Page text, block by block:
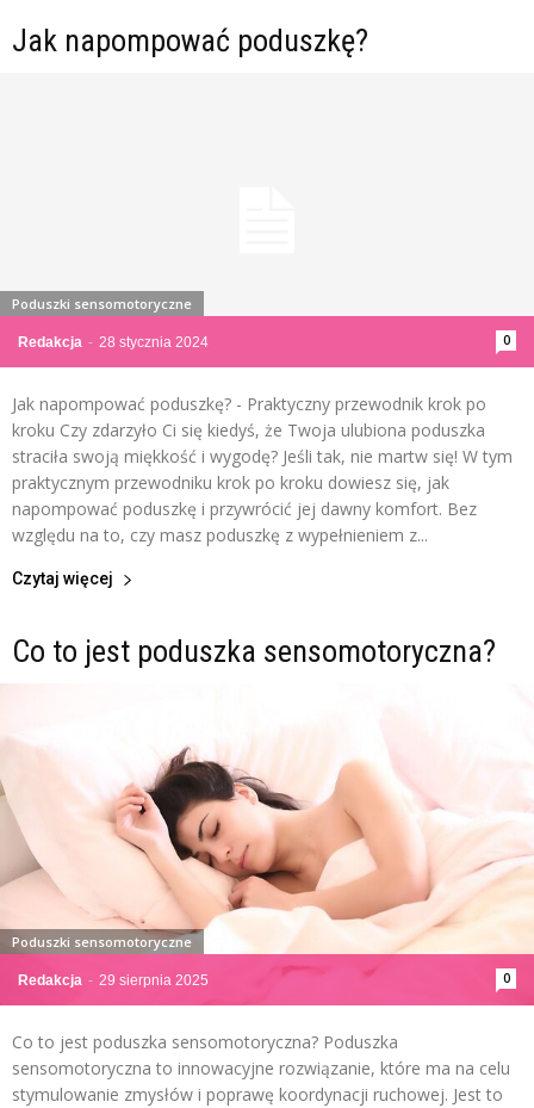
Jak napompować poduszkę?
Redakcja - 28 stycznia 2024 0
Poduszki sensomotoryczne
Jak napompować poduszkę? - Praktyczny przewodnik krok po
kroku Czy zdarzyło Ci się kiedyś, że Twoja ulubiona poduszka
straciła swoją miękkość i wygodę? Jeśli tak, nie martw się! W tym
praktycznym przewodniku krok po kroku dowiesz się, jak
napompować poduszkę i przywrócić jej dawny komfort. Bez
względu na to, czy masz poduszkę z wypełnieniem z...
Czytaj więcej
Co to jest poduszka sensomotoryczna?
Redakcja - 29 sierpnia 2025 0
Poduszki sensomotoryczne
Co to jest poduszka sensomotoryczna? Poduszka
sensomotoryczna to innowacyjne rozwiązanie, które ma na celu
stymulowanie zmysłów i poprawę koordynacji ruchowej. Jest to